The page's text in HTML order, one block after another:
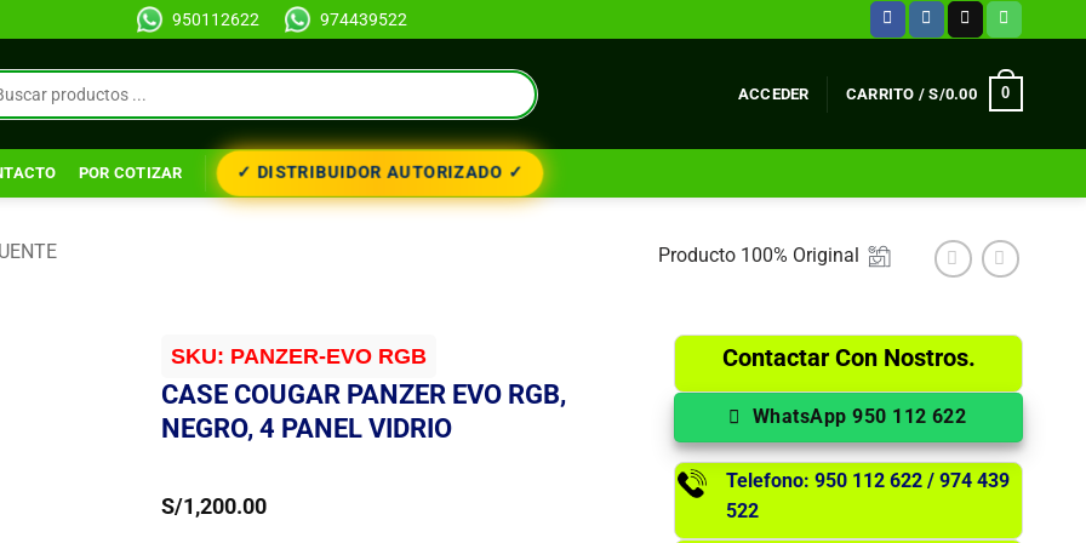
950112622 974439522
ACCEDER CARRITO /S/0.00 0
POR COTIZAR ✓ DISTRIBUIDOR AUTORIZADO ✓
Producto 100% Original
SKU: PANZER-EVO RGB
CASE COUGAR PANZER EVO RGB,
NEGRO, 4 PANEL VIDRIO
S/1,200.00
Contactar Con Nostros.
WhatsApp 950 112 622
Telefono: 950 112 622 / 974 439
522